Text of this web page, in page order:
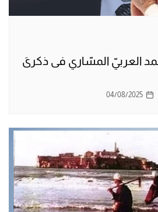
العربيّ المسّاري فى ذكرىَ
04/08/2025